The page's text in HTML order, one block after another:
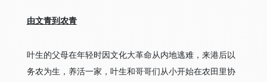
由文青到农青
叶生的父母在年轻时因文化大革命从内地逃难，来港后以
务农为生，养活一家，叶生和哥哥们从小开始在农田里协